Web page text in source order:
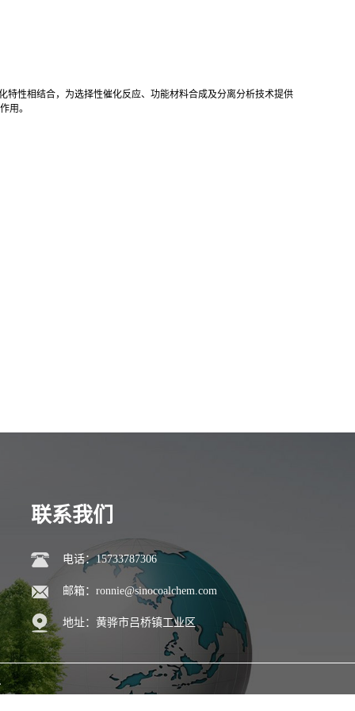
性相结合，为选择性催化反应、功能材料合成及分离分析技术提供
用。
联系我们
电话：15733787306
邮箱： ronnie@sinocoalchem.com
地址：黄骅市吕桥镇工业区